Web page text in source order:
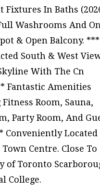
Fixtures In Baths
Washrooms And
& Open Balcony. ***
South & West
With The Cn
Fantastic Amenities
Room, Sauna,
Party Room, And
Conveniently Located
Town Centre. Close To
of Toronto
College.